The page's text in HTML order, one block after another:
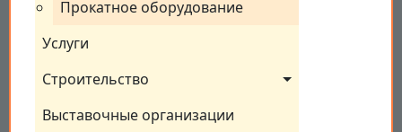
Прокатное оборудование
Услуги
Строительство
Выставочные организации